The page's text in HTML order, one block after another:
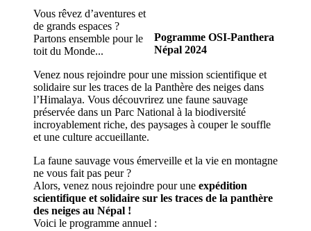
Pogramme OSI-Panthera
Népal 2024
Vous rêvez d’aventures et
de grands espaces ?
Partons ensemble pour le
toit du Monde...
Venez nous rejoindre pour une mission scientifique et
solidaire sur les traces de la Panthère des neiges dans
l’Himalaya. Vous découvrirez une faune sauvage
préservée dans un Parc National à la biodiversité
incroyablement riche, des paysages à couper le souffle
et une culture accueillante.
La faune sauvage vous émerveille et la vie en montagne
ne vous fait pas peur ?
Alors, venez nous rejoindre pour une expédition
scientifique et solidaire sur les traces de la panthère
des neiges au Népal !
Voici le programme annuel :